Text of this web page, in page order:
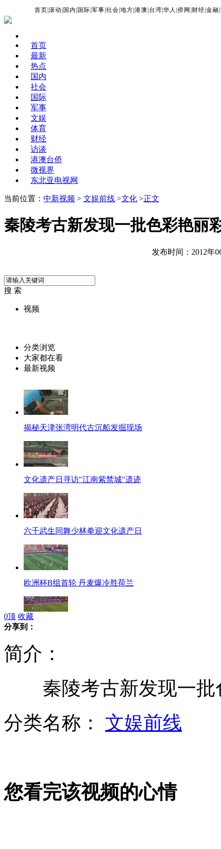
首页 |滚动 国内 国际 |军事 |社会 |地方 |港澳 台湾 |华人 |侨网 财经 |金融 |
首页
最新
热点
国内
社会
国际
军事
文娱
体育
财经
访谈
港澳台侨
微视界
东北亚电视网
当前位置： 中新视频 > 文娱前线 >文化 >正文
秦陵考古新发现一批色彩艳丽
发布时间：2012年
搜 索
视频
分类浏览
大家都在看
最新视频
揭秘天津张湾明代古沉船发掘现场
文化遗产日寻访"江南紫禁城"遗迹
六千武生同舞少林拳迎文化遗产日
欧洲杯B组首轮 丹麦爆冷胜荷兰
双胞胎孕妇勇救落水女童
母亲为给毁容女儿整容放弃化疗
0顶 收藏
分享到：
简介：
秦陵考古新发现一批
分类名称： 文娱前线
您看完该视频的心情